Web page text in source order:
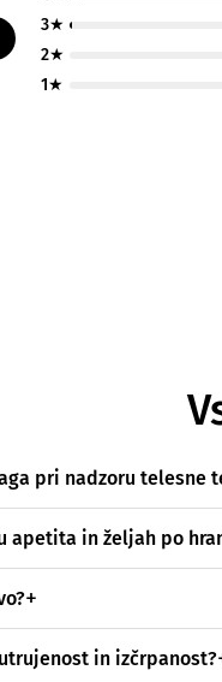
3★
2★
1★
pri nadzoru telesne
apetita in željah po
in izčrpanost?